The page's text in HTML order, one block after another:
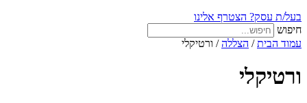
בעל/ת עסק? הצטרף אלינו
חיפוש
עמוד הבית/ הצללה/ ורטיקלי
ורטיקלי